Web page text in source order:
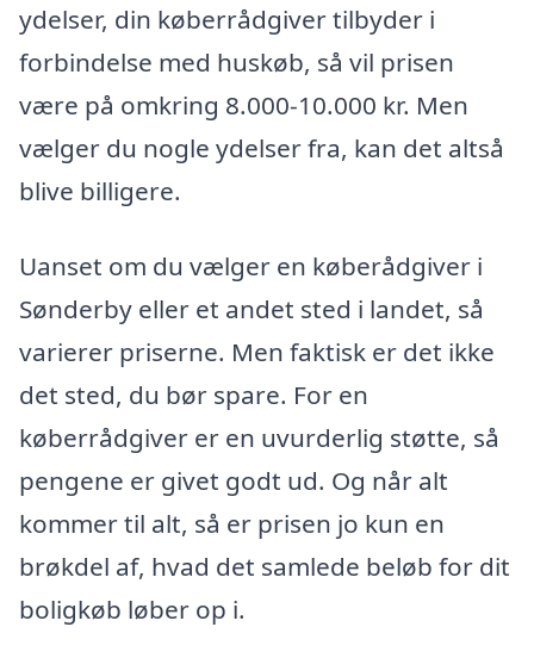
ydelser, din køberrådgiver tilbyder i
forbindelse med huskøb, så vil prisen
være på omkring 8.000-10.000 kr. Men
vælger du nogle ydelser fra, kan det altså
blive billigere.
Uanset om du vælger en køberådgiver i
Sønderby eller et andet sted i landet, så
varierer priserne. Men faktisk er det ikke
det sted, du bør spare. For en
køberrådgiver er en uvurderlig støtte, så
pengene er givet godt ud. Og når alt
kommer til alt, så er prisen jo kun en
brøkdel af, hvad det samlede beløb for dit
boligkøb løber op i.